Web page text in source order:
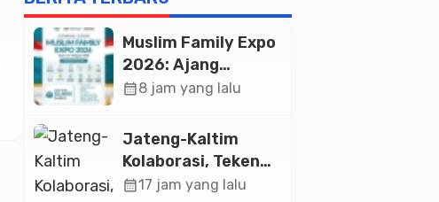
Taekwondo Indonesia
Open 2026
Muslim Family Expo
2026: Ajang
Silaturahim dan
Ekonomi Halal di
Jakarta
calendar_month8 jam yang lalu
Jateng-Kaltim
Kolaborasi, Teken
19 Kerja Sama
calendar_month17 jam yang lalu